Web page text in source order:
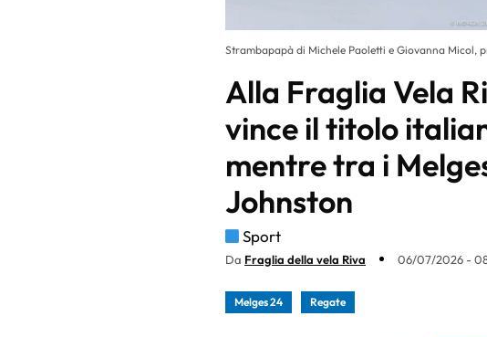
Strambapapà di Michele Paoletti e Giovanna Micol,
Alla Fraglia Vela
vince il titolo
mentre tra i
Johnston
Sport
Da Fraglia della vela Riva 06/07/2026 -
Melges 24 Regate